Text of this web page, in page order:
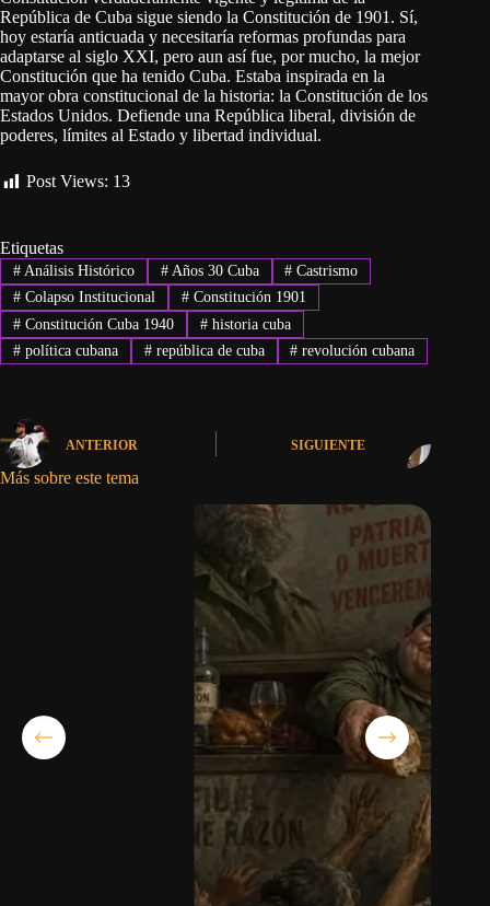
República de Cuba sigue siendo la Constitución de 1901. Sí,
hoy estaría anticuada y necesitaría reformas profundas para
adaptarse al siglo XXI, pero aun así fue, por mucho, la mejor
Constitución que ha tenido Cuba. Estaba inspirada en la
mayor obra constitucional de la historia: la Constitución de los
Estados Unidos. Defiende una República liberal, división de
poderes, límites al Estado y libertad individual.
Post Views: 13
Etiquetas
#Análisis Histórico #Años 30 Cuba # Castrismo
#Colapso Institucional #Constitución 1901
#Constitución Cuba 1940 #historia cuba
#política cubana #república de cuba # revolución cubana
ANTERIOR SIGUIENTE
Más sobre este tema